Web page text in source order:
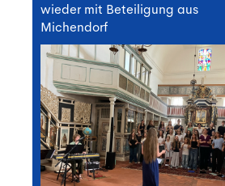
wieder mit Beteiligung aus
Michendorf